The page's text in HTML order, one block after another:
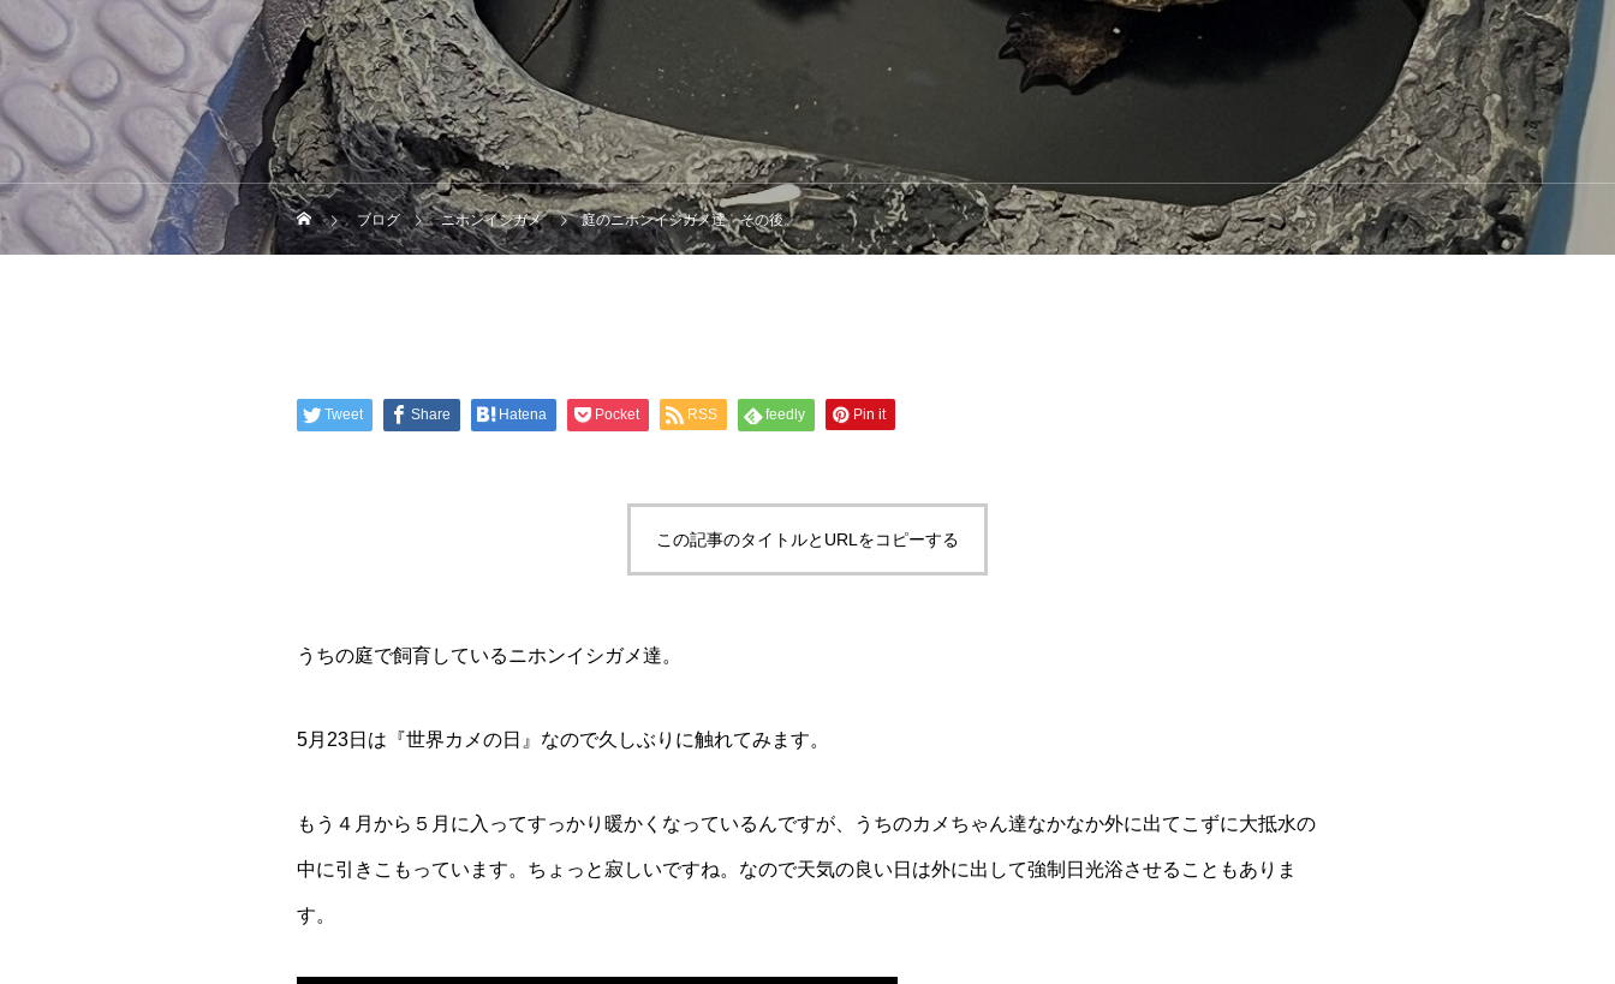
ブログ ニホンイシガメ 庭のニホンイシガメ達、その後。
Tweet Share Hatena Pocket RSS feedly Pin it
この記事のタイトルとURLをコピーする
うちの庭で飼育しているニホンイシガメ達。
5月23日は『世界カメの日』なので久しぶりに触れてみます。
もう４月から５月に入ってすっかり暖かくなっているんですが、うちのカメちゃん達なかなか外に出てこずに大抵水の
中に引きこもっています。ちょっと寂しいですね。なので天気の良い日は外に出して強制日光浴させることもありま
す。